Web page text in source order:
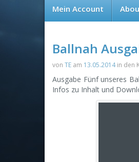
Mein Account
Ballnah
von TE am 13.05.2014in den
Ausgabe Fünf unseres
Infos zu Inhalt und